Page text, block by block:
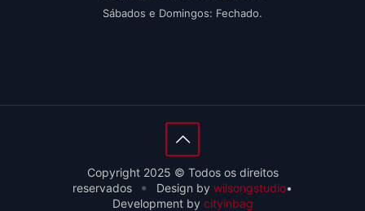
Sábados e Domingos: Fechado.
Copyright 2025 © Todos os direitos
reservados
• Design by wilsongstudio•
Development by cityinbag